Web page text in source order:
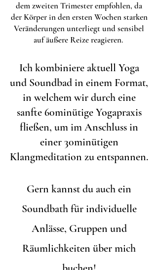
dem zweiten Trimester empfohlen, da
der Körper in den ersten Wochen starken
Veränderungen unterliegt und sensibel
auf äußere Reize reagieren.
Ich kombiniere aktuell Yoga
und Soundbad in einem Format,
in welchem wir durch eine
sanfte 60minütige Yogapraxis
fließen, um im Anschluss in
einer 30minütigen
Klangmeditation zu entspannen.
Gern kannst du auch ein
Soundbath für individuelle
Anlässe, Gruppen und
Räumlichkeiten über mich